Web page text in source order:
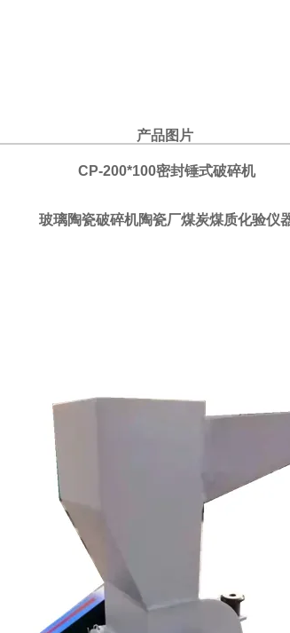
产品图片
CP-200*100密封锤式破碎机
玻璃陶瓷破碎机陶瓷厂煤炭煤质化验仪